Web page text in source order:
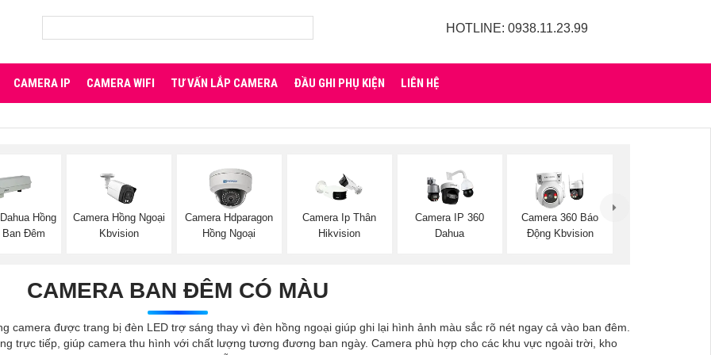
HOTLINE: 0938.11.23.99
CAMERA IP CAMERA WIFI TƯ VẤN LẮP CAMERA ĐẦU GHI PHỤ KIỆN LIÊN HỆ
Hồng
Ban Đêm
Camera Hồng Ngoại
Kbvision
Camera Hdparagon
Hồng Ngoại
Camera Ip Thân
Hikvision
Camera IP 360
Dahua
Camera 360 Báo
Động Kbvision
CAMERA BAN ĐÊM CÓ MÀU
camera được trang bị đèn LED trợ sáng thay vì đèn hồng ngoại giúp ghi lại hình ảnh màu sắc rõ nét ngay cả vào ban đêm.
trực tiếp, giúp camera thu hình với chất lượng tương đương ban ngày. Camera phù hợp cho các khu vực ngoài trời, kho